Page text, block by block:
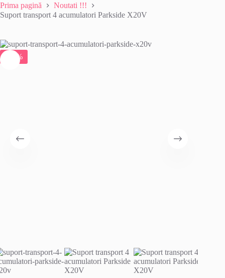
Prima pagină
Noutati !!!
Suport transport 4 acumulatori Parkside X20V
-29%